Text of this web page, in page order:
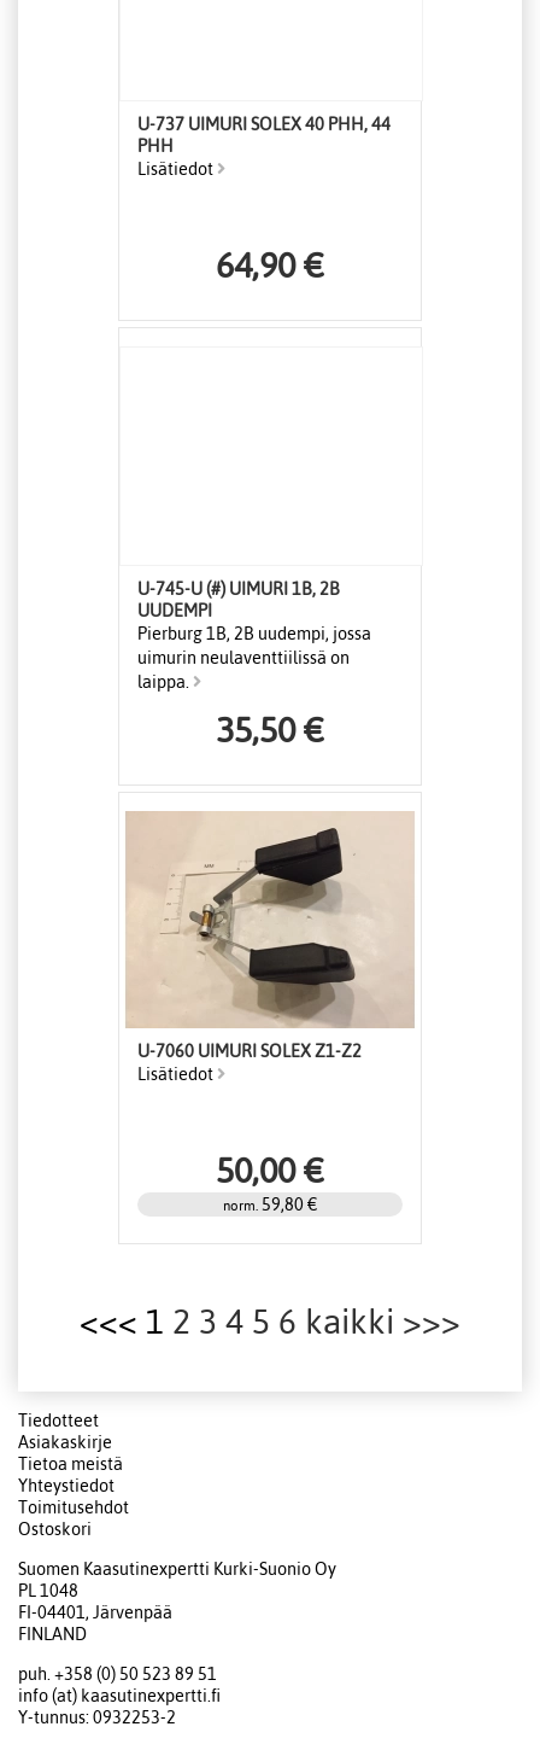
U-737 UIMURI SOLEX 40 PHH, 44
PHH
Lisätiedot
64,90 €
U-745-U (#) UIMURI 1B, 2B
UUDEMPI
Pierburg 1B, 2B uudempi, jossa
uimurin neulaventtiilissä on
laippa.
35,50 €
U-7060 UIMURI SOLEX Z1-Z2
Lisätiedot
50,00 €
norm. 59,80 €
<<< 1 2 3 4 5 6 kaikki >>>
Tiedotteet
Asiakaskirje
Tietoa meistä
Yhteystiedot
Toimitusehdot
Ostoskori
Suomen Kaasutinexpertti Kurki-Suonio Oy
PL 1048
FI-04401, Järvenpää
FINLAND
puh. +358 (0) 50 523 89 51
info (at) kaasutinexpertti.fi
Y-tunnus: 0932253-2